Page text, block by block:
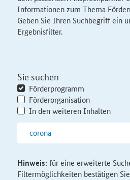
Informationen zum Thema
Geben Sie Ihren Suchbegriff ein
Ergebnisfilter.
Sie suchen
Förderprogramm
Förderorganisation
In den weiteren Inhalten
Hinweis:für eine erweiterte
Filtermöglichkeiten bestätigen